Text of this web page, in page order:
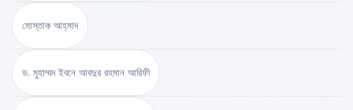
মোস্তাক আহ্‌মাদ
ড. মুহাম্মদ ইবনে আবদুর রহমান আরিফী